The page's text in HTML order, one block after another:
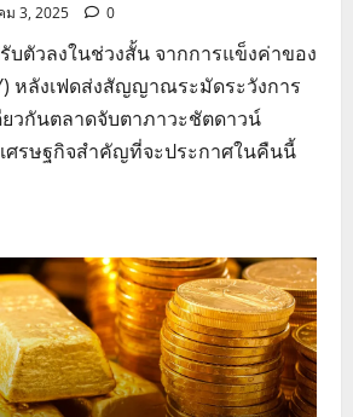
ม 3, 2025 0
บตัวลงในช่วงสั้น จากการแข็งค่าของ
หลังเฟดส่งสัญญาณระมัดระวังการ
วกันตลาดจับตาภาวะชัตดาวน์
ศรษฐกิจสำคัญที่จะประกาศในคืนนี้